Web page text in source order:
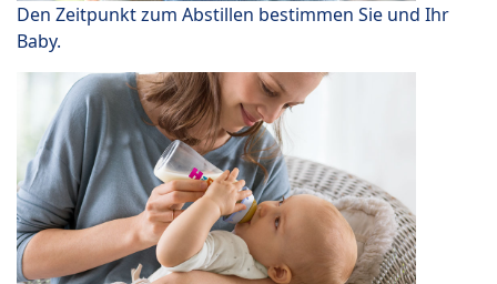
Den Zeitpunkt zum Abstillen bestimmen Sie und Ihr
Baby.